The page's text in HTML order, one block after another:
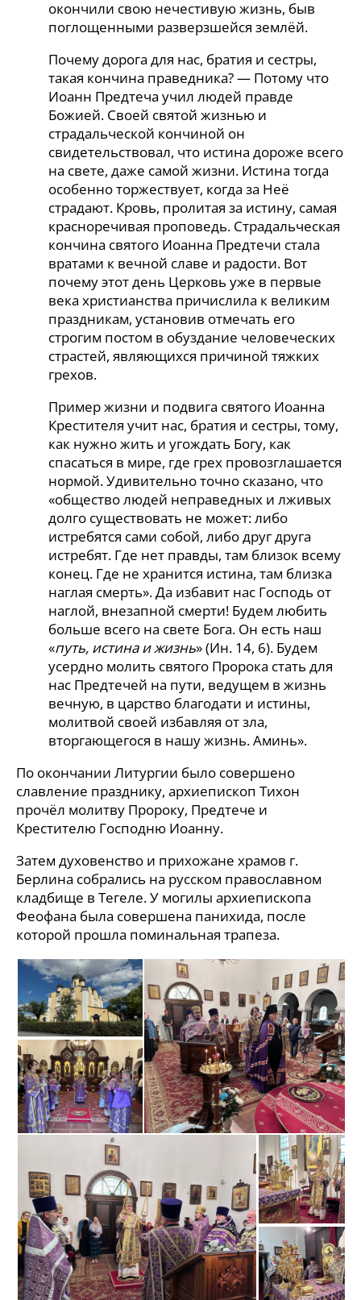
окончили свою нечестивую жизнь, быв
поглощенными разверзшейся землёй.
Почему дорога для нас, братия и сестры,
такая кончина праведника? — Потому что
Иоанн Предтеча учил людей правде
Божией. Своей святой жизнью и
страдальческой кончиной он
свидетельствовал, что истина дороже всего
на свете, даже самой жизни. Истина тогда
особенно торжествует, когда за Неё
страдают. Кровь, пролитая за истину, самая
красноречивая проповедь. Страдальческая
кончина святого Иоанна Предтечи стала
вратами к вечной славе и радости. Вот
почему этот день Церковь уже в первые
века христианства причислила к великим
праздникам, установив отмечать его
строгим постом в обуздание человеческих
страстей, являющихся причиной тяжких
грехов.
Пример жизни и подвига святого Иоанна
Крестителя учит нас, братия и сестры, тому,
как нужно жить и угождать Богу, как
спасаться в мире, где грех провозглашается
нормой. Удивительно точно сказано, что
«общество людей неправедных и лживых
долго существовать не может: либо
истребятся сами собой, либо друг друга
истребят. Где нет правды, там близок всему
конец. Где не хранится истина, там близка
наглая смерть». Да избавит нас Господь от
наглой, внезапной смерти! Будем любить
больше всего на свете Бога. Он есть наш
«путь, истина и жизнь» (Ин. 14, 6). Будем
усердно молить святого Пророка стать для
нас Предтечей на пути, ведущем в жизнь
вечную, в царство благодати и истины,
молитвой своей избавляя от зла,
вторгающегося в нашу жизнь. Аминь».
По окончании Литургии было совершено
славление празднику, архиепископ Тихон
прочёл молитву Пророку, Предтече и
Крестителю Господню Иоанну.
Затем духовенство и прихожане храмов г.
Берлина собрались на русском православном
кладбище в Тегеле. У могилы архиепископа
Феофана была совершена панихида, после
которой прошла поминальная трапеза.